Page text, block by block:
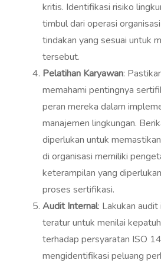
kritis. Identifikasi risiko
timbul dari operasi
tindakan yang sesuai untuk
tersebut.
Pelatihan Karyawan:
memahami pentingnya
peran mereka dalam
manajemen lingkungan.
diperlukan untuk
di organisasi memiliki
keterampilan yang
proses sertifikasi.
Audit Internal: Lakukan
teratur untuk menilai
terhadap persyaratan ISO
mengidentifikasi peluang